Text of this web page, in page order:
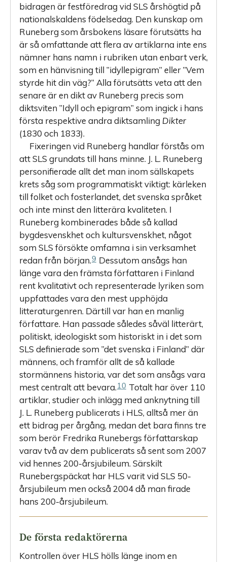
bidragen är festföredrag vid SLS årshögtid på
nationalskaldens födelsedag. Den kunskap om
Runeberg som årsbokens läsare förutsätts ha
är så omfattande att flera av artiklarna inte ens
nämner hans namn i rubriken utan enbart verk,
som en hänvisning till ”idyllepigram” eller ”Vem
styrde hit din väg?” Alla förutsätts veta att den
senare är en dikt av Runeberg precis som
diktsviten ”Idyll och epigram” som ingick i hans
första respektive andra diktsamling Dikter
(1830 och 1833).
Fixeringen vid Runeberg handlar förstås om
att SLS grundats till hans minne. J. L. Runeberg
personifierade allt det man inom sällskapets
krets såg som programmatiskt viktigt: kärleken
till folket och fosterlandet, det svenska språket
och inte minst den litterära kvaliteten. I
Runeberg kombinerades både så kallad
bygdesvenskhet och kultursvenskhet, något
som SLS försökte omfamna i sin verksamhet
redan från början.9 Dessutom ansågs han
länge vara den främsta författaren i Finland
rent kvalitativt och representerade lyriken som
uppfattades vara den mest upphöjda
litteraturgenren. Därtill var han en manlig
författare. Han passade således såväl litterärt,
politiskt, ideologiskt som historiskt in i det som
SLS definierade som ”det svenska i Finland” där
männens, och framför allt de så kallade
stormännens historia, var det som ansågs vara
mest centralt att bevara.10 Totalt har över 110
artiklar, studier och inlägg med anknytning till
J. L. Runeberg publicerats i HLS, alltså mer än
ett bidrag per årgång, medan det bara finns tre
som berör Fredrika Runebergs författarskap
varav två av dem publicerats så sent som 2007
vid hennes 200-årsjubileum. Särskilt
Runebergspäckat har HLS varit vid SLS 50-
årsjubileum men också 2004 då man firade
hans 200-årsjubileum.
De första redaktörerna
Kontrollen över HLS hölls länge inom en